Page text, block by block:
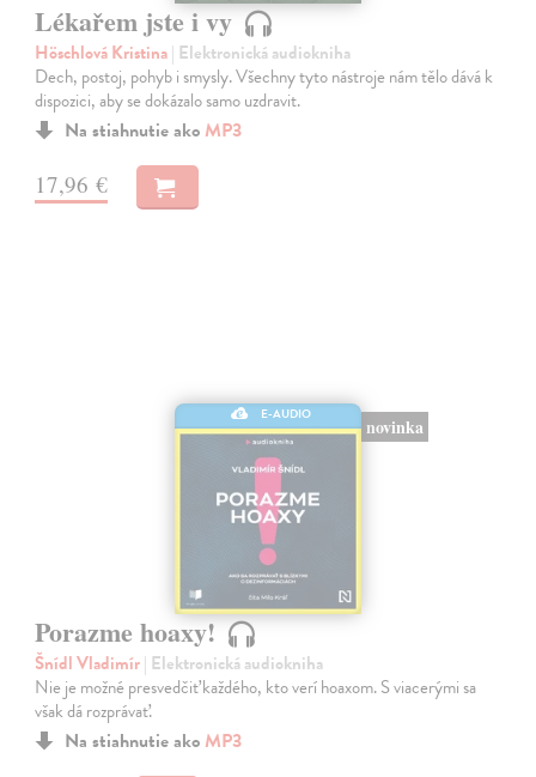
Lékařem jste i vy
Höschlová Kristina| Elektronická audiokniha
Dech, postoj, pohyb i smysly. Všechny tyto nástroje nám tělo dává k
dispozici, aby se dokázalo samo uzdravit.
Na stiahnutie ako MP3
17,96 €
E-AUDIO
novinka
Porazme hoaxy!
Šnídl Vladimír| Elektronická audiokniha
Nie je možné presvedčiť každého, kto verí hoaxom. S viacerými sa
však dá rozprávať.
Na stiahnutie ako MP3